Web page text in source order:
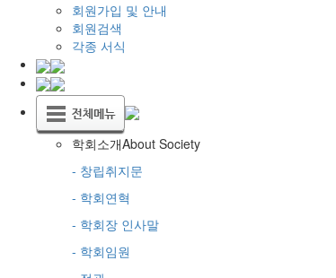
회원가입 및 안내
회원검색
각종 서식
학회소개About Society
- 창립취지문
- 학회연혁
- 학회장 인사말
- 학회임원